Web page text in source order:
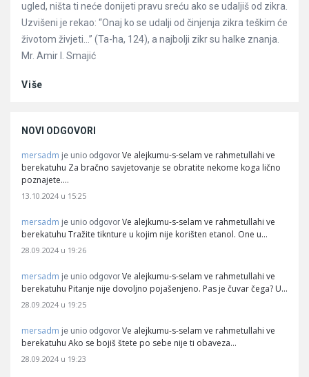
ugled, ništa ti neće donijeti pravu sreću ako se udaljiš od zikra.
Uzvišeni je rekao: “Onaj ko se udalji od činjenja zikra teškim će
životom živjeti…” (Ta-ha, 124), a najbolji zikr su halke znanja.
Mr. Amir I. Smajić
Više
NOVI ODGOVORI
mersadm je unio odgovor Ve alejkumu-s-selam ve rahmetullahi ve
berekatuhu Za bračno savjetovanje se obratite nekome koga lično
poznajete.…
13.10.2024 u 15:25
mersadm je unio odgovor Ve alejkumu-s-selam ve rahmetullahi ve
berekatuhu Tražite tiknture u kojim nije korišten etanol. One u…
28.09.2024 u 19:26
mersadm je unio odgovor Ve alejkumu-s-selam ve rahmetullahi ve
berekatuhu Pitanje nije dovoljno pojašenjeno. Pas je čuvar čega? U…
28.09.2024 u 19:25
mersadm je unio odgovor Ve alejkumu-s-selam ve rahmetullahi ve
berekatuhu Ako se bojiš štete po sebe nije ti obaveza…
28.09.2024 u 19:23